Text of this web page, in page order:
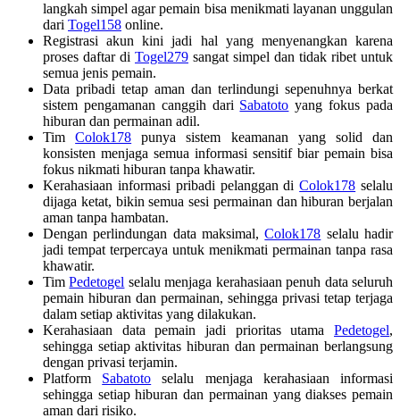
langkah simpel agar pemain bisa menikmati layanan unggulan
dari Togel158 online.
Registrasi akun kini jadi hal yang menyenangkan karena
proses daftar di Togel279 sangat simpel dan tidak ribet untuk
semua jenis pemain.
Data pribadi tetap aman dan terlindungi sepenuhnya berkat
sistem pengamanan canggih dari Sabatoto yang fokus pada
hiburan dan permainan adil.
TimColok178 punya sistem keamanan yang solid dan
konsisten menjaga semua informasi sensitif biar pemain bisa
fokus nikmati hiburan tanpa khawatir.
Kerahasiaan informasi pribadi pelanggan diColok178 selalu
dijaga ketat, bikin semua sesi permainan dan hiburan berjalan
aman tanpa hambatan.
Dengan perlindungan data maksimal,Colok178 selalu hadir
jadi tempat terpercaya untuk menikmati permainan tanpa rasa
khawatir.
TimPedetogel selalu menjaga kerahasiaan penuh data seluruh
pemain hiburan dan permainan, sehingga privasi tetap terjaga
dalam setiap aktivitas yang dilakukan.
Kerahasiaan data pemain jadi prioritas utama Pedetogel,
sehingga setiap aktivitas hiburan dan permainan berlangsung
dengan privasi terjamin.
Platform Sabatoto selalu menjaga kerahasiaan informasi
sehingga setiap hiburan dan permainan yang diakses pemain
aman dari risiko.